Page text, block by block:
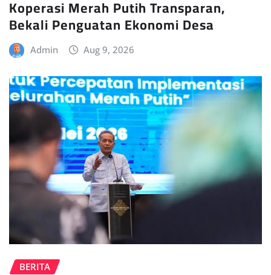
Koperasi Merah Putih Transparan,
Bekali Penguatan Ekonomi Desa
Admin Aug 9, 2026
BERITA